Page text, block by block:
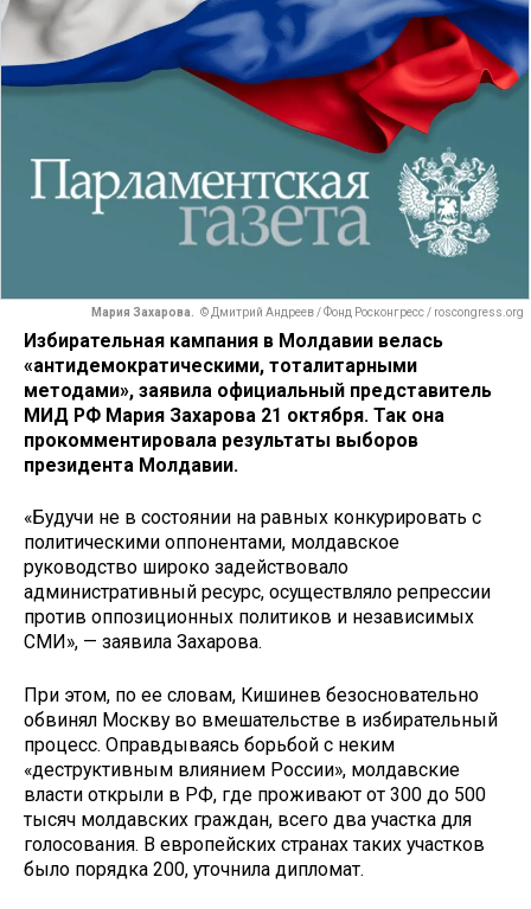
Мария Захарова. © Дмитрий Андреев / Фонд Росконгресс / roscongress.org
Избирательная кампания в Молдавии велась
«антидемократическими, тоталитарными
методами», заявила официальный представитель
МИД РФ Мария Захарова 21 октября. Так она
прокомментировала результаты выборов
президента Молдавии.
«Будучи не в состоянии на равных конкурировать с
политическими оппонентами, молдавское
руководство широко задействовало
административный ресурс, осуществляло репрессии
против оппозиционных политиков и независимых
СМИ», — заявила Захарова.
При этом, по ее словам, Кишинев безосновательно
обвинял Москву во вмешательстве в избирательный
процесс. Оправдываясь борьбой с неким
«деструктивным влиянием России», молдавские
власти открыли в РФ, где проживают от 300 до 500
тысяч молдавских граждан, всего два участка для
голосования. В европейских странах таких участков
было порядка 200, уточнила дипломат.